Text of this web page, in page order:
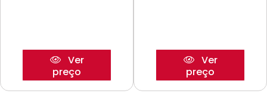
Ver
preço
Ver
preço